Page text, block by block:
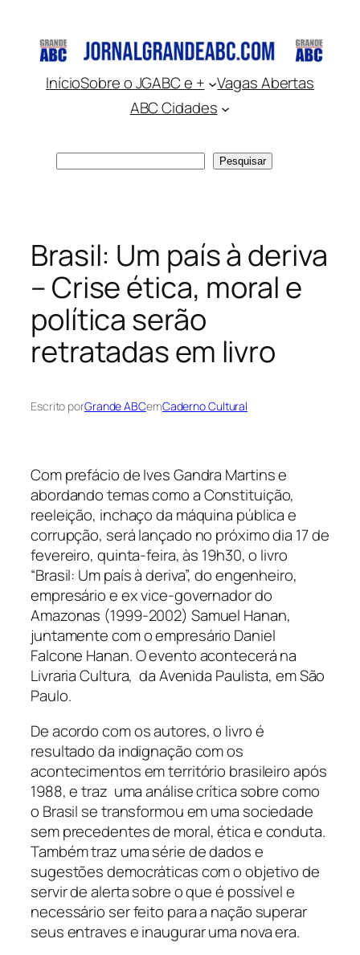
conteúdo
InícioSobre o JGABC e +
Vagas Abertas
ABC Cidades
Pesquisar
Brasil: Um país à deriva
– Crise ética, moral e
política serão
retratadas em livro
Escrito porGrande ABCemCaderno Cultural
Com prefácio de Ives Gandra Martins e
abordando temas como a Constituição,
reeleição, inchaço da máquina pública e
corrupção, será lançado no próximo dia 17 de
fevereiro, quinta-feira, às 19h30, o livro
“Brasil: Um país à deriva”, do engenheiro,
empresário e ex vice-governador do
Amazonas (1999-2002) Samuel Hanan,
juntamente com o empresário Daniel
Falcone Hanan. O evento acontecerá na
Livraria Cultura, da Avenida Paulista, em São
Paulo.
De acordo com os autores, o livro é
resultado da indignação com os
acontecimentos em território brasileiro após
1988, e traz uma análise crítica sobre como
o Brasil se transformou em uma sociedade
sem precedentes de moral, ética e conduta.
Também traz uma série de dados e
sugestões democráticas com o objetivo de
servir de alerta sobre o que é possível e
necessário ser feito para a nação superar
seus entraves e inaugurar uma nova era.